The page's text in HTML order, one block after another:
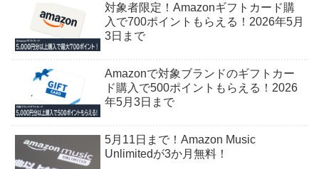
対象者限定！Amazonギフトカード購
入で700ポイントもらえる！2026年5月
3日まで
Amazonで対象ブランドのギフトカー
ド購入で500ポイントもらえる！2026
年5月3日まで
5月11日まで！Amazon Music
Unlimitedが3か月無料！